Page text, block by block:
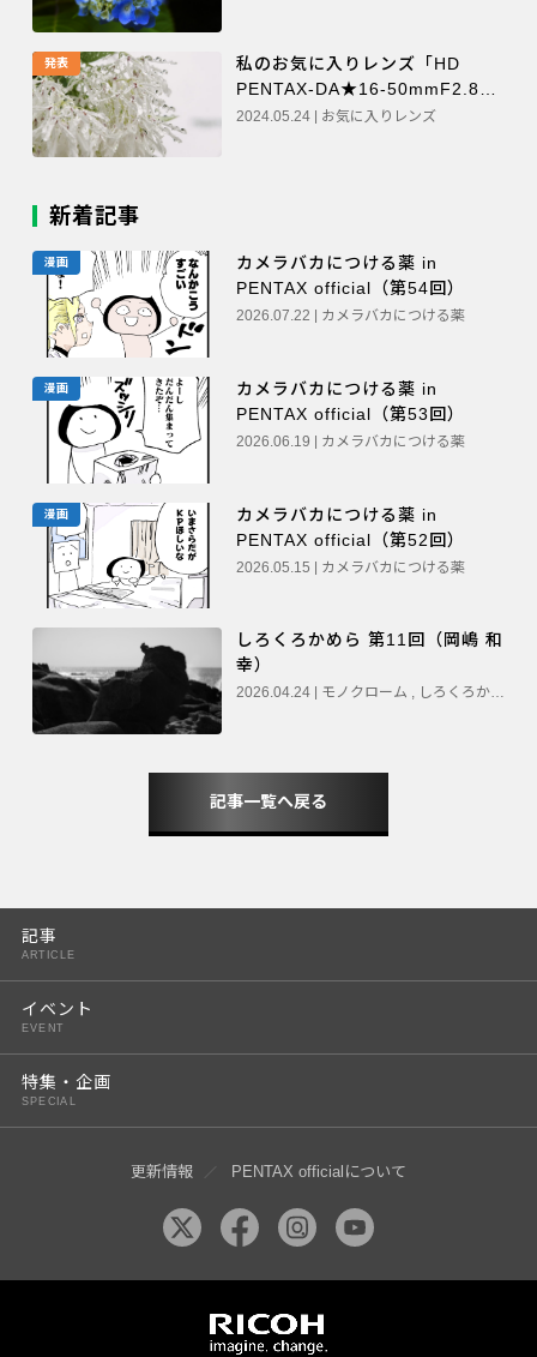
発表
私のお気に入りレンズ「HD
PENTAX-DA★16-50mmF2.8ED
PLM AW」（たかぼー）
2024.05.24 | お気に入りレンズ
新着記事
漫画
カメラバカにつける薬 in
PENTAX official（第54回）
2026.07.22 | カメラバカにつける薬
漫画
カメラバカにつける薬 in
PENTAX official（第53回）
2026.06.19 | カメラバカにつける薬
漫画
カメラバカにつける薬 in
PENTAX official（第52回）
2026.05.15 | カメラバカにつける薬
しろくろかめら 第11回（岡嶋 和
幸）
2026.04.24 | モノクローム , しろくろかめら
記事一覧へ戻る
記事
ARTICLE
イベント
EVENT
特集・企画
SPECIAL
更新情報 PENTAX officialについて